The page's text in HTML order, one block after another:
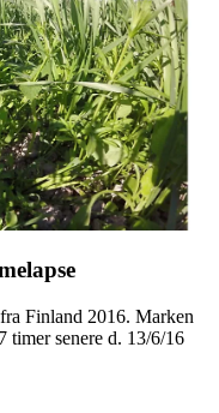
Finland 2016. Marken
timer senere d. 13/6/16